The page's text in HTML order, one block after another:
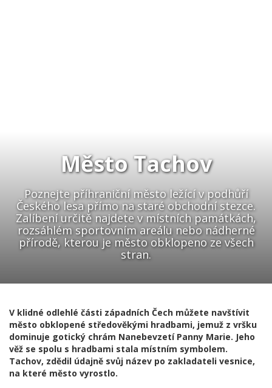
Město Tachov
Poznejte příhraniční město ležící v podhůří
Českého lesa přímo na staré obchodní stezce.
Zalíbení určitě najdete v místních památkách,
rozsáhlém sportovním areálu nebo nádherné
přírodě, kterou je město obklopeno ze všech
stran.
V klidné odlehlé části západních Čech můžete navštívit
město obklopené středověkými hradbami, jemuž z vršku
dominuje gotický chrám Nanebevzetí Panny Marie. Jeho
věž se spolu s hradbami stala místním symbolem.
Tachov, zdědil údajně svůj název po zakladateli vesnice,
na které město vyrostlo.